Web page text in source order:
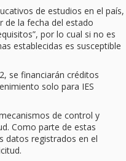
de estudios en el país,
de la fecha del estado
por lo cual si no es
establecidas es susceptible
se financiarán créditos
solo para IES
de control y
Como parte de estas
datos registrados en el